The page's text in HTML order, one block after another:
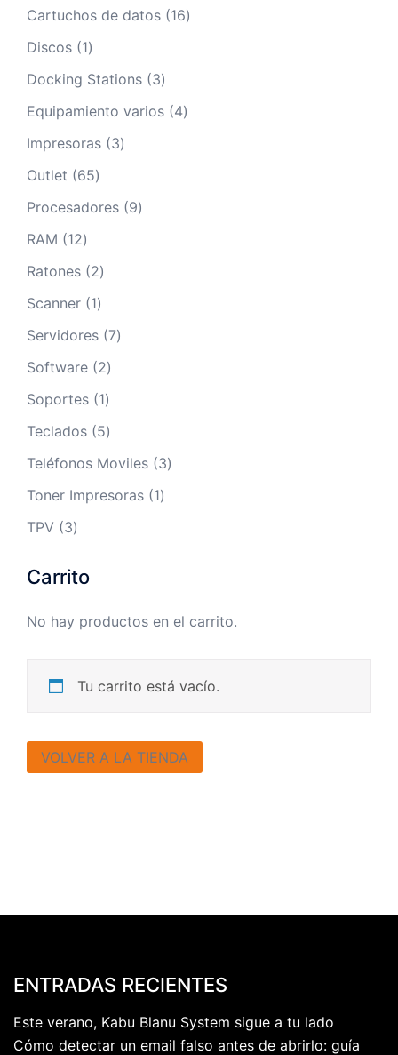
Cartuchos de datos 16
Discos 1
Docking Stations 3
Equipamiento varios 4
Impresoras 3
Outlet
65
Procesadores 9
RAM
12
Ratones 2
Scanner 1
Servidores 7
Software 2
Soportes 1
Teclados 5
Teléfonos Moviles 3
Toner Impresoras 1
TPV 3
Carrito
No hay productos en el carrito.
Tu carrito está vacío.
VOLVER A LA TIENDA
ENTRADAS RECIENTES
Este verano, Kabu Blanu System sigue a tu lado
Cómo detectar un email falso antes de abrirlo: guía